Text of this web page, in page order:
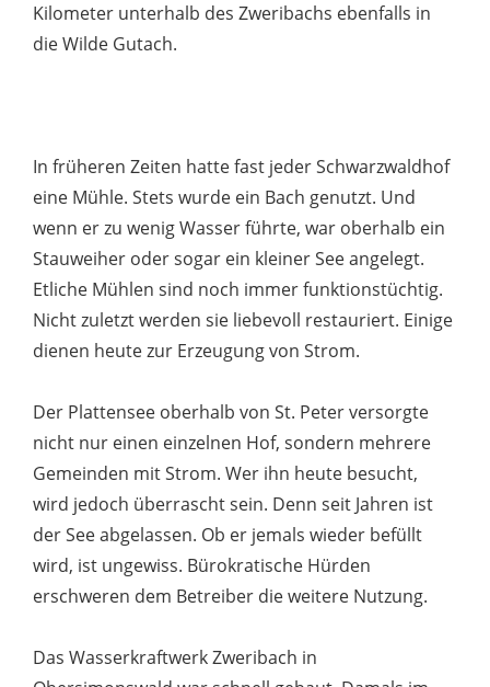
Kilometer unterhalb des Zweribachs ebenfalls in
die Wilde Gutach.
In früheren Zeiten hatte fast jeder Schwarzwaldhof
eine Mühle. Stets wurde ein Bach genutzt. Und
wenn er zu wenig Wasser führte, war oberhalb ein
Stauweiher oder sogar ein kleiner See angelegt.
Etliche Mühlen sind noch immer funktionstüchtig.
Nicht zuletzt werden sie liebevoll restauriert. Einige
dienen heute zur Erzeugung von Strom.
Der Plattensee oberhalb von St. Peter versorgte
nicht nur einen einzelnen Hof, sondern mehrere
Gemeinden mit Strom. Wer ihn heute besucht,
wird jedoch überrascht sein. Denn seit Jahren ist
der See abgelassen. Ob er jemals wieder befüllt
wird, ist ungewiss. Bürokratische Hürden
erschweren dem Betreiber die weitere Nutzung.
Das Wasserkraftwerk Zweribach in